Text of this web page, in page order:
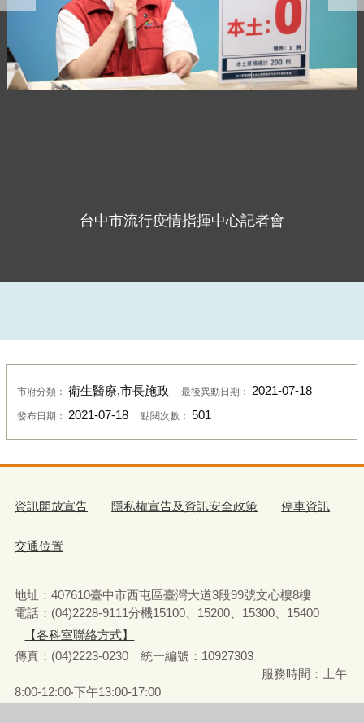
台中市流行疫情指揮中心記者會
市府分類： 衛生醫療,市長施政 最後異動日期： 2021-07-18
發布日期： 2021-07-18 點閱次數： 501
資訊開放宣告 隱私權宣告及資訊安全政策 停車資訊
交通位置
地址：407610臺中市西屯區臺灣大道3段99號文心樓8樓
電話：(04)2228-9111分機15100、15200、15300、15400
【各科室聯絡方式】
傳真：(04)2223-0230 統一編號： 10927303
服務時間：上午
8:00-12:00‧下午13:00-17:00